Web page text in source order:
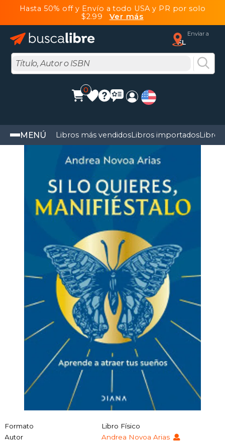
Hasta 50% off y Envío a todo USA y PR por solo
$2.99 Ver más
Enviar a
FL
0
MENÚ Libros más vendidosLibros importadosLibros
Formato
Libro Físico
Autor
Andrea Novoa Arias